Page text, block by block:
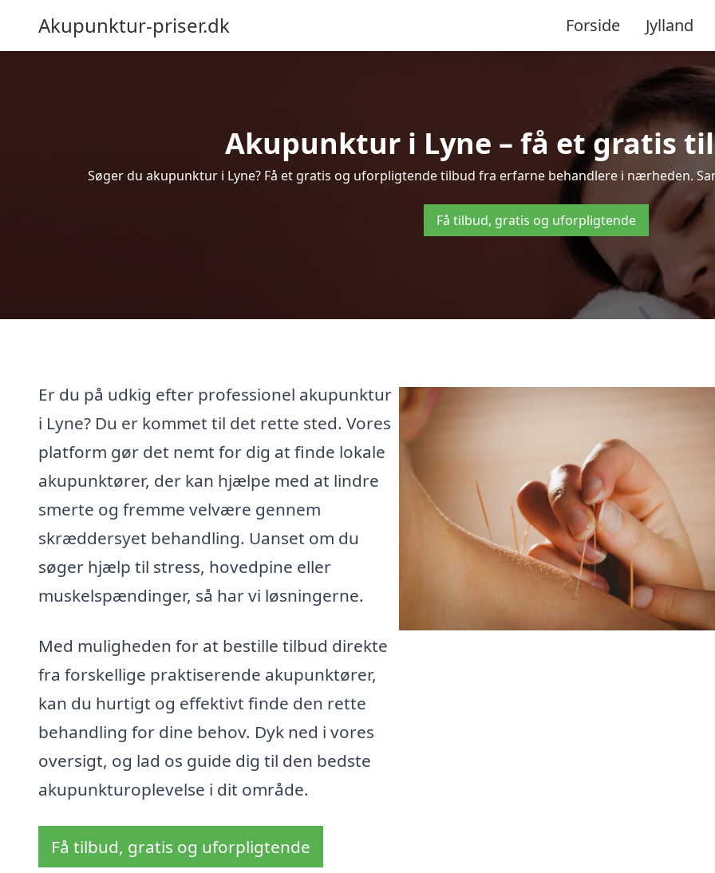
Akupunktur-priser.dk Forside Jylland
Akupunktur i Lyne – få et gratis
Søger du akupunktur i Lyne? Få et gratis og uforpligtende tilbud fra erfarne behandlere i nærheden.
Få tilbud, gratis og uforpligtende
Er du på udkig efter professionel akupunktur
i Lyne? Du er kommet til det rette sted. Vores
platform gør det nemt for dig at finde lokale
akupunktører, der kan hjælpe med at lindre
smerte og fremme velvære gennem
skræddersyet behandling. Uanset om du
søger hjælp til stress, hovedpine eller
muskelspændinger, så har vi løsningerne.
Med muligheden for at bestille tilbud direkte
fra forskellige praktiserende akupunktører,
kan du hurtigt og effektivt finde den rette
behandling for dine behov. Dyk ned i vores
oversigt, og lad os guide dig til den bedste
akupunkturoplevelse i dit område.
Få tilbud, gratis og uforpligtende